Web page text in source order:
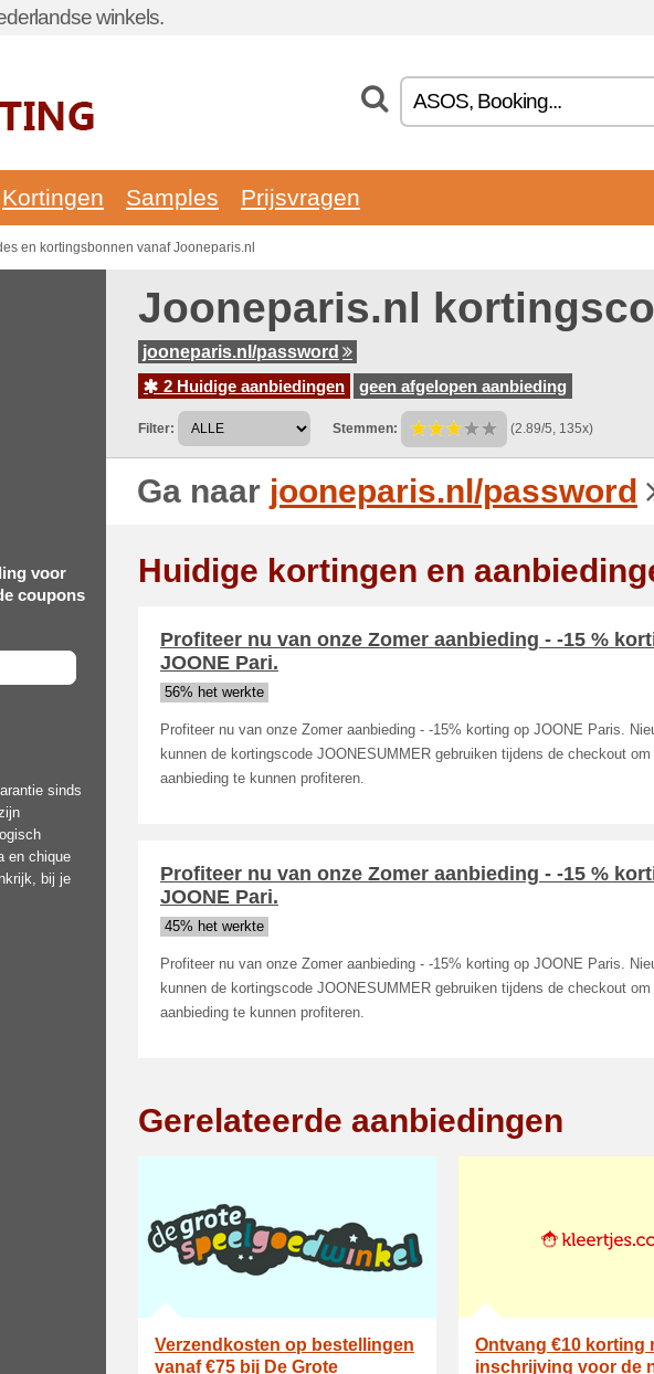
winkels.
Kortingen Samples Prijsvragen
en kortingsbonnen vanaf Jooneparis.nl
Jooneparis.nl
jooneparis.nl/password
2 Huidige aanbiedingen
geen afgelopen aanbieding
Filter: Stemmen: (2.89/5, 135x)
Ga naar jooneparis.nl/password
voor
coupons
sinds
en chique
bij je
Huidige kortingen en
Profiteer nu van onze Zomer aanbieding - -15 %
JOONE Pari.
56% het werkte
Profiteer nu van onze Zomer aanbieding - -15% korting op JOONE Paris.
kunnen de kortingscode JOONESUMMER gebruiken tijdens de checkout
aanbieding te kunnen profiteren.
Profiteer nu van onze Zomer aanbieding - -15 %
JOONE Pari.
45% het werkte
Profiteer nu van onze Zomer aanbieding - -15% korting op JOONE Paris.
kunnen de kortingscode JOONESUMMER gebruiken tijdens de checkout
aanbieding te kunnen profiteren.
Gerelateerde aanbiedingen
Verzendkosten op bestellingen
vanaf €75 bij De Grote
Ontvang €10 korting
inschrijving voor de